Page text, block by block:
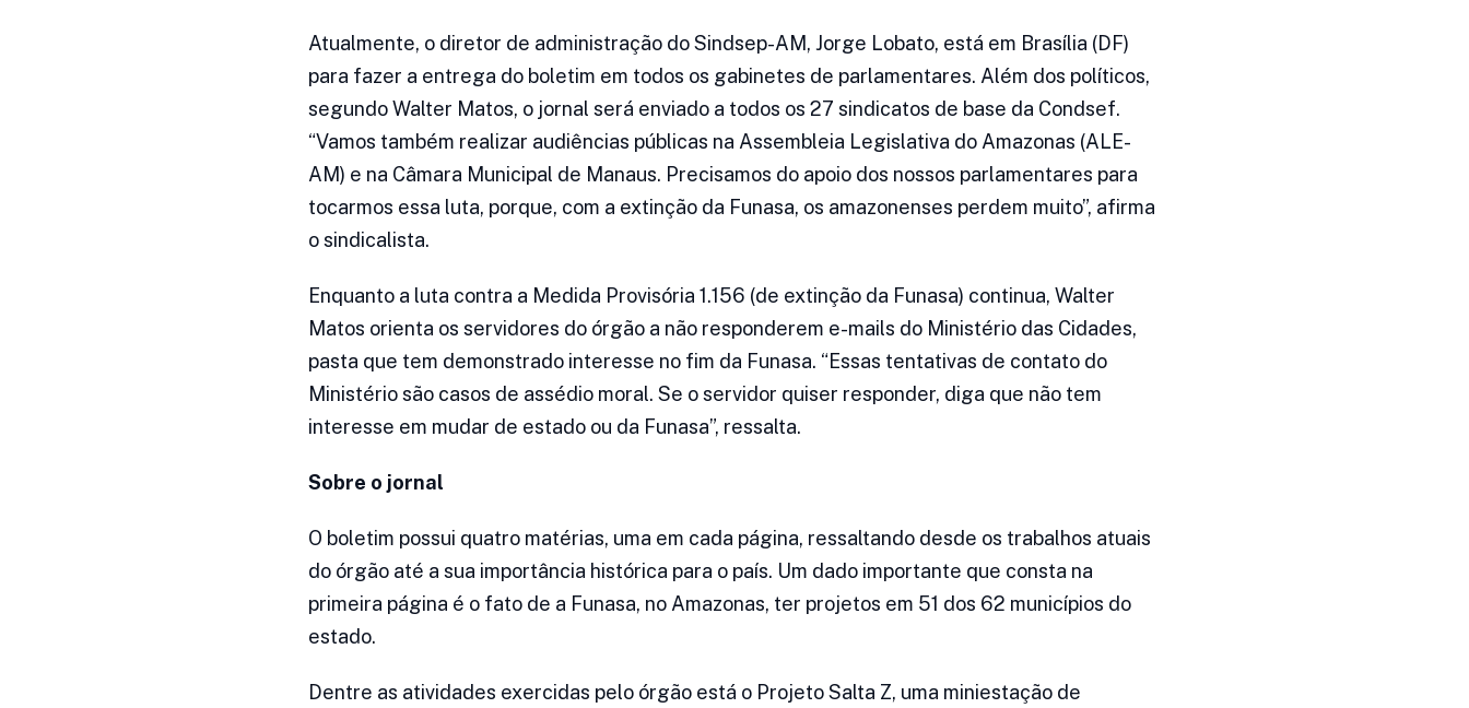
Atualmente, o diretor de administração do Sindsep-AM, Jorge Lobato, está em Brasília (DF)
para fazer a entrega do boletim em todos os gabinetes de parlamentares. Além dos políticos,
segundo Walter Matos, o jornal será enviado a todos os 27 sindicatos de base da Condsef.
“Vamos também realizar audiências públicas na Assembleia Legislativa do Amazonas (ALE-
AM) e na Câmara Municipal de Manaus. Precisamos do apoio dos nossos parlamentares para
tocarmos essa luta, porque, com a extinção da Funasa, os amazonenses perdem muito”, afirma
o sindicalista.
Enquanto a luta contra a Medida Provisória 1.156 (de extinção da Funasa) continua, Walter
Matos orienta os servidores do órgão a não responderem e-mails do Ministério das Cidades,
pasta que tem demonstrado interesse no fim da Funasa. “Essas tentativas de contato do
Ministério são casos de assédio moral. Se o servidor quiser responder, diga que não tem
interesse em mudar de estado ou da Funasa”, ressalta.
Sobre o jornal
O boletim possui quatro matérias, uma em cada página, ressaltando desde os trabalhos atuais
do órgão até a sua importância histórica para o país. Um dado importante que consta na
primeira página é o fato de a Funasa, no Amazonas, ter projetos em 51 dos 62 municípios do
estado.
Dentre as atividades exercidas pelo órgão está o Projeto Salta Z, uma miniestação de